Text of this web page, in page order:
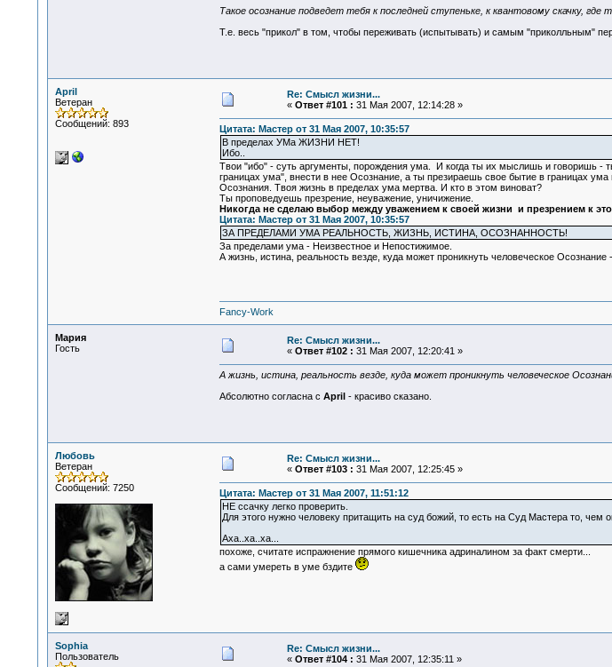
Такое осознание подведет тебя к последней ступеньке, к квантовому скачку,
Т.е. весь "прикол" в том, чтобы переживать (испытывать) и самым "приколльным"
April
Ветеран
Сообщений: 893
Re: Смысл жизни...
« Ответ #101 : 31 Мая 2007, 12:14:28 »
Цитата: Мастер от 31 Мая 2007, 10:35:57
В пределах УМа ЖИЗНИ НЕТ!
Ибо..
Твои "ибо" - суть аргументы, порождения ума. И когда ты их мыслишь и говоришь -
границах ума", внести в нее Осознание, а ты презираешь свое бытие в границах
Осознания. Твоя жизнь в пределах ума мертва. И кто в этом виноват?
Ты проповедуешь презрение, неуважение, уничижение.
Никогда не сделаю выбор между уважением к своей жизни и презрением к
Цитата: Мастер от 31 Мая 2007, 10:35:57
ЗА ПРЕДЕЛАМИ УМА РЕАЛЬНОСТЬ, ЖИЗНЬ, ИСТИНА, ОСОЗНАННОСТЬ!
За пределами ума - Неизвестное и Непостижимое.
А жизнь, истина, реальность везде, куда может проникнуть человеческое Осознание
Fancy-Work
Мария
Гость
Re: Смысл жизни...
« Ответ #102 : 31 Мая 2007, 12:20:41 »
А жизнь, истина, реальность везде, куда может проникнуть человеческое
Абсолютно согласна с April - красиво сказано.
Любовь
Ветеран
Сообщений: 7250
Re: Смысл жизни...
« Ответ #103 : 31 Мая 2007, 12:25:45 »
Цитата: Мастер от 31 Мая 2007, 11:51:12
НЕ ссачку легко проверить.
Для этого нужно человеку притащить на суд божий, то есть на Суд Мастера то, чем
Аха..ха..ха...
похоже, считате испражнение прямого кишечника адриналином за факт смерти...
а сами умереть в уме бздите
Sophia
Пользователь
Re: Смысл жизни...
« Ответ #104 : 31 Мая 2007, 12:35:11 »